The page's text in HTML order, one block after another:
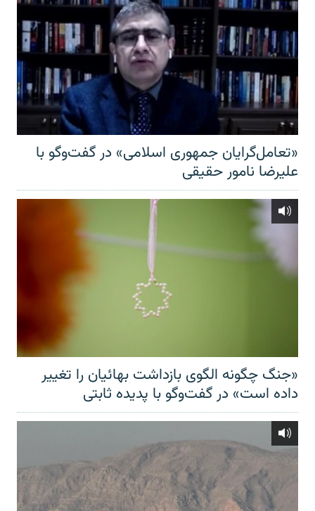
«تعامل‌گرایان جمهوری اسلامی» در گفت‌وگو با
علیرضا نامور حقیقی
«جنگ چگونه الگوی بازداشت بهائیان را تغییر
داده است» در گفت‌وگو با پدیده ثابتی